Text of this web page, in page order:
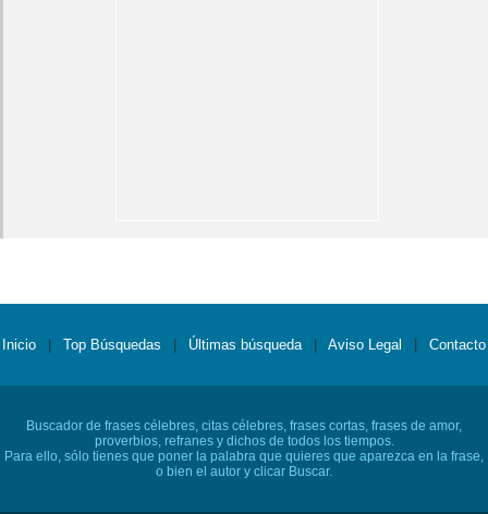
Inicio Top Búsquedas Últimas búsqueda Aviso Legal Contacto
Buscador de frases célebres, citas célebres, frases cortas, frases de amor,
proverbios, refranes y dichos de todos los tiempos.
Para ello, sólo tienes que poner la palabra que quieres que aparezca en la frase,
o bien el autor y clicar Buscar.